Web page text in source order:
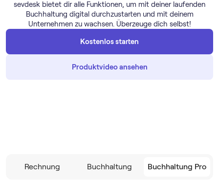
sevdesk bietet dir alle Funktionen, um mit deiner laufenden
Buchhaltung digital durchzustarten und mit deinem
Unternehmen zu wachsen. Überzeuge dich selbst!
Kostenlos starten
Produktvideo ansehen
Rechnung Buchhaltung Buchhaltung Pro